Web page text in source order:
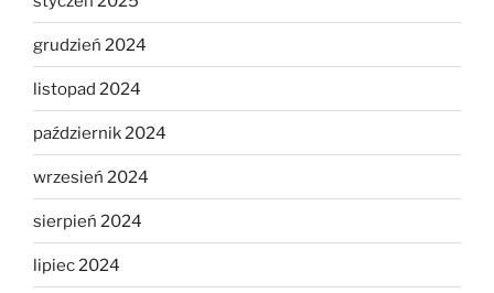
grudzień 2024
listopad 2024
październik 2024
wrzesień 2024
sierpień 2024
lipiec 2024